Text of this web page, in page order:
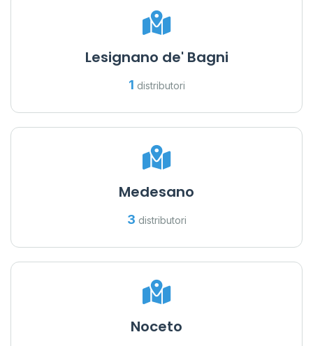
Lesignano de' Bagni
1 distributori
Medesano
3 distributori
Noceto